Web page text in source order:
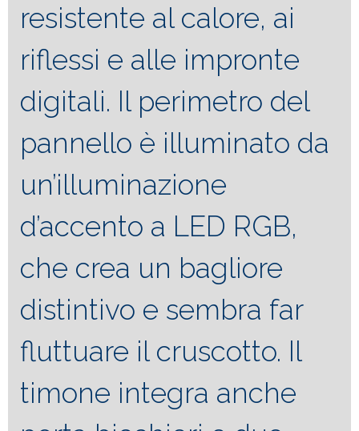
resistente al calore, ai
riflessi e alle impronte
digitali. Il perimetro del
pannello è illuminato da
un’illuminazione
d’accento a LED RGB,
che crea un bagliore
distintivo e sembra far
fluttuare il cruscotto. Il
timone integra anche